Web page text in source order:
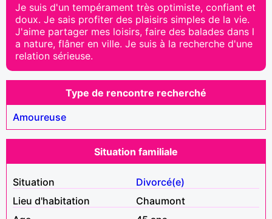
Je suis d'un tempérament très optimiste, confiant et
doux. Je sais profiter des plaisirs simples de la vie.
J'aime partager mes loisirs, faire des balades dans l
a nature, flâner en ville. Je suis à la recherche d'une
relation sérieuse.
Type de rencontre recherché
Amoureuse
Situation familiale
Situation
Divorcé(e)
Lieu d'habitation
Chaumont